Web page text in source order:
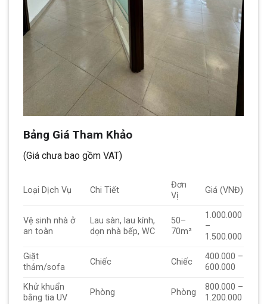
Bảng Giá Tham Khảo
(Giá chưa bao gồm VAT)
Loại Dịch Vụ Chi Tiết
Đơn
Vị
Giá (VNĐ)
Vệ sinh nhà ở
an toàn
Lau sàn, lau kính,
dọn nhà bếp, WC
50–
70m²
1.000.000
–
1.500.000
Giặt
thảm/sofa
Chiếc Chiếc
400.000 –
600.000
Khử khuẩn
bằng tia UV
Phòng Phòng
800.000 –
1.200.000